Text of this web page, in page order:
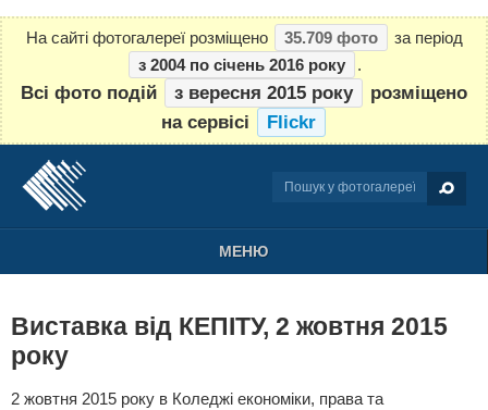
На сайті фотогалереї розміщено 35.709 фото
за період
з 2004 по січень 2016 року
.
Всі фото подій з вересня 2015 року
розміщено
на сервісі
Flickr
МЕНЮ
Виставка від КЕПІТУ, 2 жовтня 2015
року
2 жовтня 2015 року в Коледжі економіки, права та